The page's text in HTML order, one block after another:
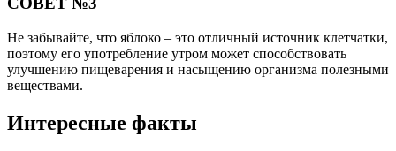
Не забывайте, что яблоко – это отличный источник клетчатки,
поэтому его употребление утром может способствовать
улучшению пищеварения и насыщению организма полезными
веществами.
Интересные факты